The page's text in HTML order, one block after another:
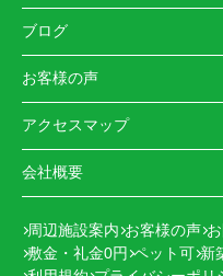
ブログ
お客様の声
アクセスマップ
会社概要
周辺施設案内 お客様の声
敷金・礼金0円 ペット可 新